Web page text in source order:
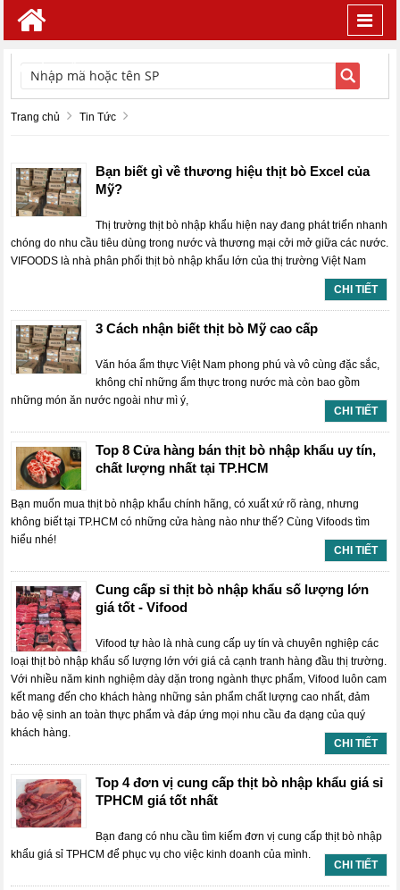
TÌM KIẾM
Trang chủ Tin Tức
Bạn biết gì về thương hiệu thịt bò Excel của
Mỹ?
Thị trường thịt bò nhập khẩu hiện nay đang phát triển nhanh
chóng do nhu cầu tiêu dùng trong nước và thương mại cởi mở giữa các nước.
VIFOODS là nhà phân phối thịt bò nhập khẩu lớn của thị trường Việt Nam
CHI TIẾT
3 Cách nhận biết thịt bò Mỹ cao cấp
Văn hóa ẩm thực Việt Nam phong phú và vô cùng đặc sắc,
không chỉ những ẩm thực trong nước mà còn bao gồm
những món ăn nước ngoài như mì ý,
CHI TIẾT
Top 8 Cửa hàng bán thịt bò nhập khẩu uy tín,
chất lượng nhất tại TP.HCM
Bạn muốn mua thịt bò nhập khẩu chính hãng, có xuất xứ rõ ràng, nhưng
không biết tại TP.HCM có những cửa hàng nào như thế? Cùng Vifoods tìm
hiểu nhé!
CHI TIẾT
Cung cấp sỉ thịt bò nhập khẩu số lượng lớn
giá tốt - Vifood
Vifood tự hào là nhà cung cấp uy tín và chuyên nghiệp các
loại thịt bò nhập khẩu số lượng lớn với giá cả cạnh tranh hàng đầu thị trường.
Với nhiều năm kinh nghiệm dày dặn trong ngành thực phẩm, Vifood luôn cam
kết mang đến cho khách hàng những sản phẩm chất lượng cao nhất, đảm
bảo vệ sinh an toàn thực phẩm và đáp ứng mọi nhu cầu đa dạng của quý
khách hàng.
CHI TIẾT
Top 4 đơn vị cung cấp thịt bò nhập khẩu giá sỉ
TPHCM giá tốt nhất
Bạn đang có nhu cầu tìm kiếm đơn vị cung cấp thịt bò nhập
khẩu giá sỉ TPHCM để phục vụ cho việc kinh doanh của mình.
CHI TIẾT